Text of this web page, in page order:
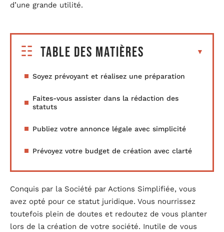
d’une grande utilité.
Table des matières
Soyez prévoyant et réalisez une préparation
Faites-vous assister dans la rédaction des
statuts
Publiez votre annonce légale avec simplicité
Prévoyez votre budget de création avec clarté
Conquis par la Société par Actions Simplifiée, vous
avez opté pour ce statut juridique. Vous nourrissez
toutefois plein de doutes et redoutez de vous planter
lors de la création de votre société. Inutile de vous